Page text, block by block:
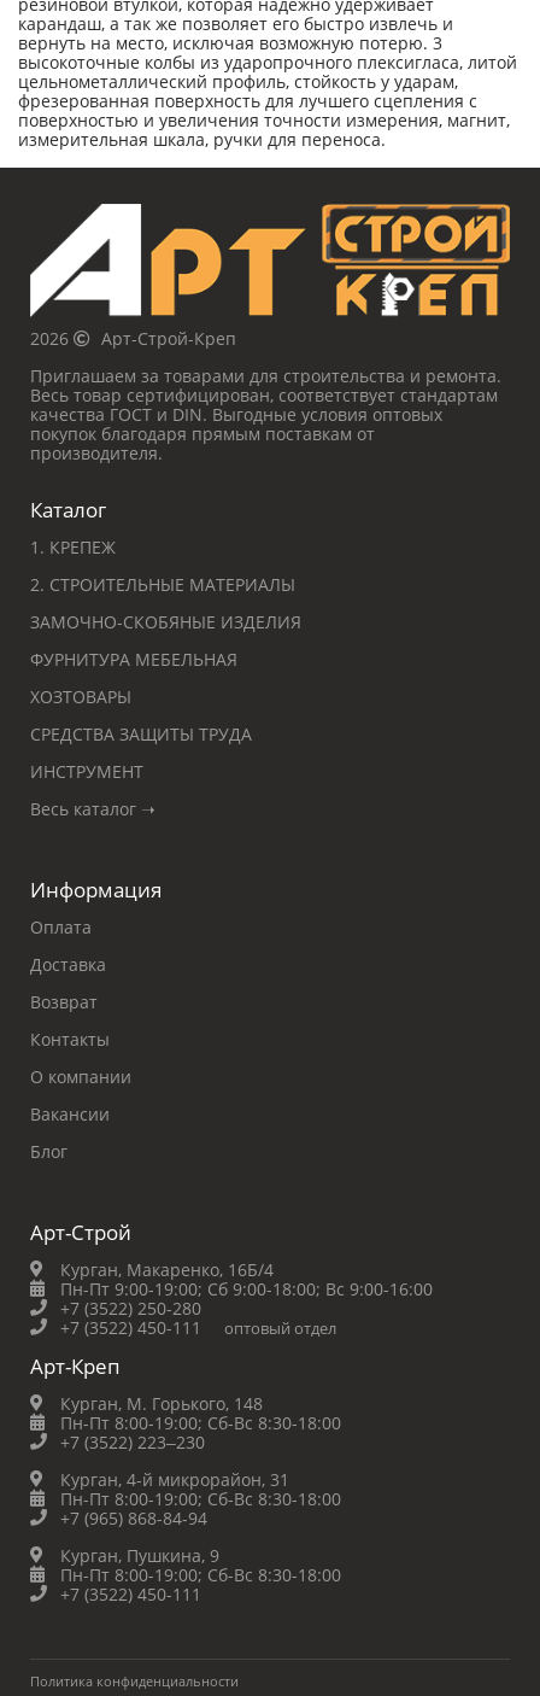
карандаш, а так же позволяет его быстро извлечь и
вернуть на место, исключая возможную потерю. 3
высокоточные колбы из ударопрочного плексигласа, литой
цельнометаллический профиль, стойкость у ударам,
фрезерованная поверхность для лучшего сцепления с
поверхностью и увеличения точности измерения, магнит,
измерительная шкала, ручки для переноса.
2026
Арт-Строй-Креп
Приглашаем за товарами для строительства и ремонта.
Весь товар сертифицирован, соответствует стандартам
качества ГОСТ и DIN. Выгодные условия оптовых
покупок благодаря прямым поставкам от
производителя.
Каталог
1. КРЕПЕЖ
2. СТРОИТЕЛЬНЫЕ МАТЕРИАЛЫ
ЗАМОЧНО-СКОБЯНЫЕ ИЗДЕЛИЯ
ФУРНИТУРА МЕБЕЛЬНАЯ
ХОЗТОВАРЫ
СРЕДСТВА ЗАЩИТЫ ТРУДА
ИНСТРУМЕНТ
Весь каталог ➝
Информация
Оплата
Доставка
Возврат
Контакты
О компании
Вакансии
Блог
Арт-Строй
Курган, Макаренко, 16Б/4
Пн-Пт 9:00-19:00; Сб 9:00-18:00; Вс 9:00-16:00
+7 (3522) 250-280
+7 (3522) 450-111
оптовый отдел
Арт-Креп
Курган, М. Горького, 148
Пн-Пт 8:00-19:00; Сб-Вс 8:30-18:00
+7 (3522) 223‒230
Курган, 4-й микрорайон, 31
Пн-Пт 8:00-19:00; Сб-Вс 8:30-18:00
+7 (965) 868-84-94
Курган, Пушкина, 9
Пн-Пт 8:00-19:00; Сб-Вс 8:30-18:00
+7 (3522) 450-111
Политика конфиденциальности